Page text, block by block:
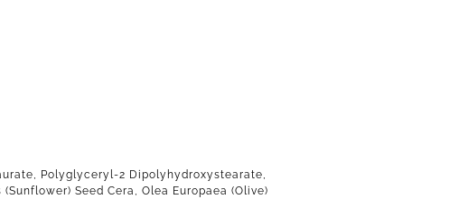
Polyglyceryl-2 Dipolyhydroxystearate,
Seed Cera, Olea Europaea (Olive)